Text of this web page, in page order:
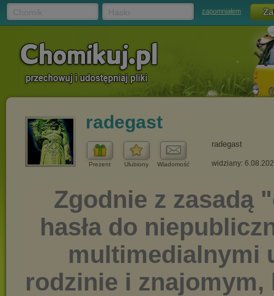
zapomniałem
radegast
Prezent Ulubiony Wiadomość
radegast
widziany: